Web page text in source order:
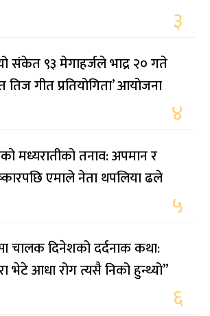
३
संकेत ९३ मेगाहर्जले भाद्र २० गते
तिज गीत प्रतियोगिता’ आयोजना
४
मध्यरातीको तनाव: अपमान र
एमाले नेता थपलिया ढले
५
चालक दिनेशको दर्दनाक कथा:
भेटे आधा रोग त्यसै निको हुन्थ्यो”
६